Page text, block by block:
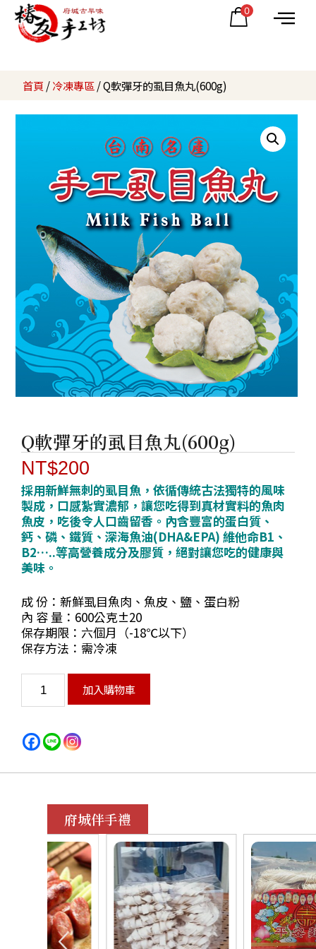
0
首頁 /冷凍專區/ Q軟彈牙的虱目魚丸(600g)
Q軟彈牙的虱目魚丸(600g)
NT$200
採用新鮮無刺的虱目魚，依循傳統古法獨特的風味
製成，口感紮實濃郁，讓您吃得到真材實料的魚肉
魚皮，吃後令人口齒留香。內含豐富的蛋白質、
鈣、磷、鐵質、深海魚油(DHA&EPA) 維他命B1、
B2…..等高營養成分及膠質，絕對讓您吃的健康與
美味。
成 份：新鮮虱目魚肉、魚皮、鹽、蛋白粉
內 容 量：600公克±20
保存期限：六個月（-18℃以下）
保存方法：需冷凍
加入購物車
府城伴手禮